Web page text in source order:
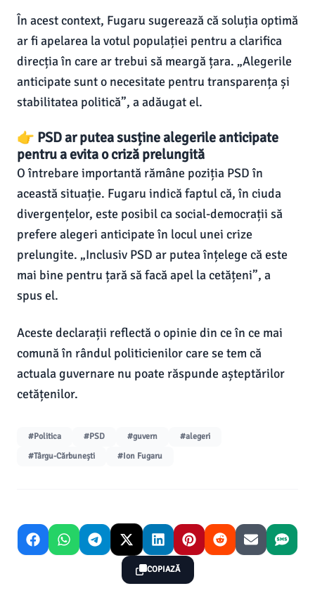
În acest context, Fugaru sugerează că soluția optimă
ar fi apelarea la votul populației pentru a clarifica
direcția în care ar trebui să meargă țara. „Alegerile
anticipate sunt o necesitate pentru transparența și
stabilitatea politică”, a adăugat el.
👉 PSD ar putea susține alegerile anticipate
pentru a evita o criză prelungită
O întrebare importantă rămâne poziția PSD în
această situație. Fugaru indică faptul că, în ciuda
divergențelor, este posibil ca social-democrații să
prefere alegeri anticipate în locul unei crize
prelungite. „Inclusiv PSD ar putea înțelege că este
mai bine pentru țară să facă apel la cetățeni”, a
spus el.
Aceste declarații reflectă o opinie din ce în ce mai
comună în rândul politicienilor care se tem că
actuala guvernare nu poate răspunde așteptărilor
cetățenilor.
#Politica #PSD #guvern
#alegeri
#Târgu-Cărbunești
#Ion Fugaru
COPIAZĂ